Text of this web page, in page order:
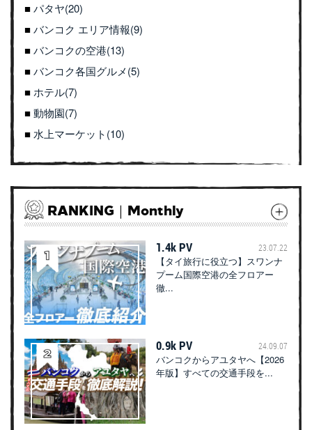
パタヤ(20)
バンコク エリア情報(9)
バンコクの空港(13)
バンコク各国グルメ(5)
ホテル(7)
動物園(7)
水上マーケット(10)
RANKING｜Monthly
1.4k PV 23.07.22
【タイ旅行に役立つ】スワンナ
プーム国際空港の全フロアー
徹...
0.9k PV 24.09.07
バンコクからアユタヤへ【2026
年版】すべての交通手段を...